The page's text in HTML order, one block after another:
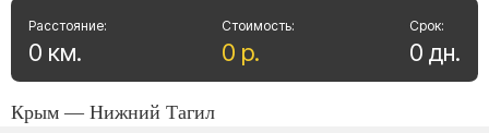
Стоимость:
0 р.
Расстояние:
0 км.
Срок:
0 дн.
Крым — Нижний Тагил